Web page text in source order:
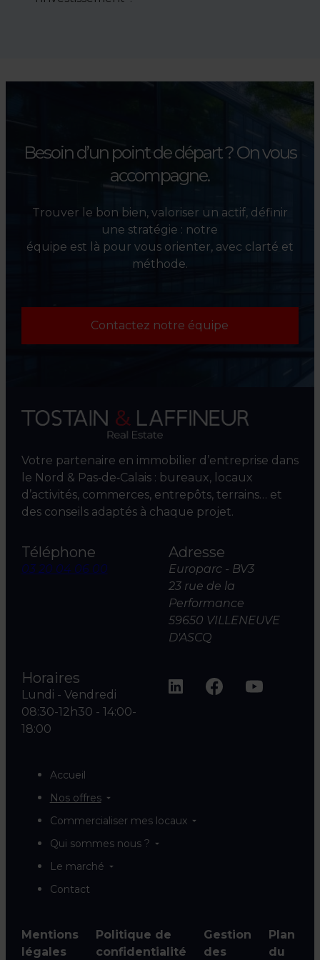
conditions de vente.
l’évaluation et la valorisation
Besoin d’un point de départ ?On vous
accompagne.
Trouver le bon bien, valoriser un actif, définir
une stratégie : notre
équipe est là pour vous orienter, avec clarté et
méthode.
Contactez notre équipe
Votre partenaire en immobilier d’entreprise dans
le Nord & Pas‑de‑Calais : bureaux, locaux
d’activités, commerces, entrepôts, terrains… et
des conseils adaptés à chaque projet.
Téléphone
03 20 04 06 00
Adresse
Europarc - BV3
23 rue de la
Performance
59650 VILLENEUVE
D'ASCQ
Horaires
Lundi - Vendredi
08:30-12h30 - 14:00-
18:00
Accueil
Nos offres
Commercialiser mes locaux
Qui sommes nous ?
Le marché
Contact
Mentions
légales
Politique de
confidentialité
Gestion
des
Plan
du